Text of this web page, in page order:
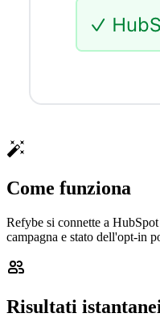
Come funziona
Refybe si connette a
campagna e stato dell'opt-in
Risultati